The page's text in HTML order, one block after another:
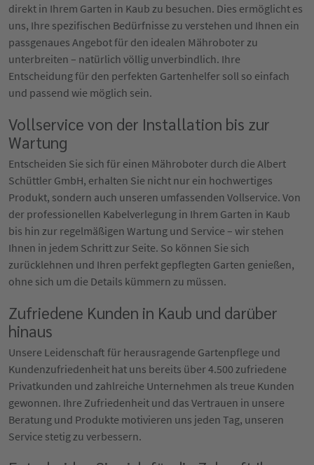
direkt in Ihrem Garten in Kaub zu besuchen. Dies ermöglicht es
uns, Ihre spezifischen Bedürfnisse zu verstehen und Ihnen ein
passgenaues Angebot für den idealen Mähroboter zu
unterbreiten – natürlich völlig unverbindlich. Ihre
Entscheidung für den perfekten Gartenhelfer soll so einfach
und passend wie möglich sein.
Vollservice von der Installation bis zur
Wartung
Entscheiden Sie sich für einen Mähroboter durch die Albert
Schüttler GmbH, erhalten Sie nicht nur ein hochwertiges
Produkt, sondern auch unseren umfassenden Vollservice. Von
der professionellen Kabelverlegung in Ihrem Garten in Kaub
bis hin zur regelmäßigen Wartung und Service – wir stehen
Ihnen in jedem Schritt zur Seite. So können Sie sich
zurücklehnen und Ihren perfekt gepflegten Garten genießen,
ohne sich um die Details kümmern zu müssen.
Zufriedene Kunden in Kaub und darüber
hinaus
Unsere Leidenschaft für herausragende Gartenpflege und
Kundenzufriedenheit hat uns bereits über 4.500 zufriedene
Privatkunden und zahlreiche Unternehmen als treue Kunden
gewonnen. Ihre Zufriedenheit und das Vertrauen in unsere
Beratung und Produkte motivieren uns jeden Tag, unseren
Service stetig zu verbessern.